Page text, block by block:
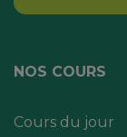
NOS COURS
Cours du jour